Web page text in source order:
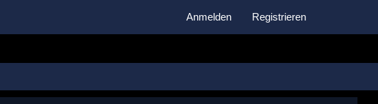
Anmelden Registrieren